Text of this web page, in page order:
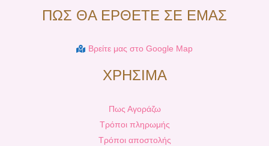
ΠΩΣ ΘΑ ΕΡΘΕΤΕ ΣΕ ΕΜΑΣ
Βρείτε μας στο Google Map
ΧΡΗΣΙΜΑ
Πως Αγοράζω
Τρόποι πληρωμής
Τρόποι αποστολής